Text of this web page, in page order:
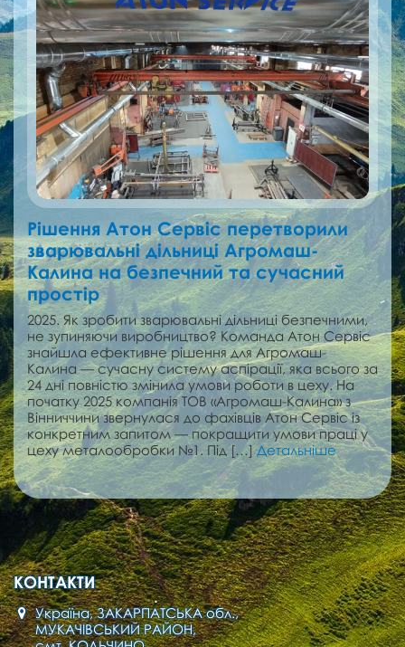
Рішення Атон Сервіс перетворили
зварювальні дільниці Агромаш-
Калина на безпечний та сучасний
простір
2025. Як зробити зварювальні дільниці безпечними,
не зупиняючи виробництво? Команда Атон Сервіс
знайшла ефективне рішення для Агромаш-
Калина — сучасну систему аспірації, яка всього за
24 дні повністю змінила умови роботи в цеху. На
початку 2025 компанія ТОВ «Агромаш-Калина» з
Вінниччини звернулася до фахівців Атон Сервіс із
конкретним запитом — покращити умови праці у
цеху металообробки №1. Під […] Детальніше
КОНТАКТИ
Україна, ЗАКАРПАТСЬКА обл.,
МУКАЧІВСЬКИЙ РАЙОН,